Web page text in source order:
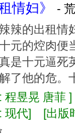
情妇》
-
的出租情
元的焢肉便
是十元逼死
了他的危。
程昱晃 唐
现代] [出